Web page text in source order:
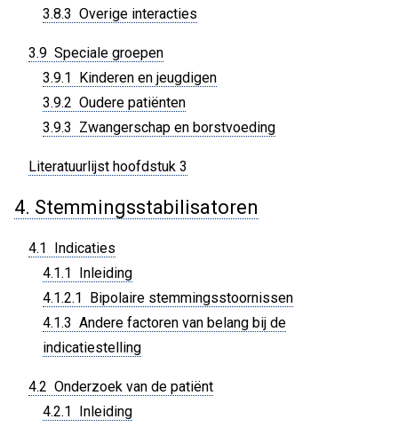
3.8.3 Overige interacties
3.9 Speciale groepen
3.9.1 Kinderen en jeugdigen
3.9.2 Oudere patiënten
3.9.3 Zwangerschap en borstvoeding
Literatuurlijst hoofdstuk 3
4. Stemmingsstabilisatoren
4.1 Indicaties
4.1.1 Inleiding
4.1.2.1 Bipolaire stemmingsstoornissen
4.1.3 Andere factoren van belang bij de
indicatiestelling
4.2 Onderzoek van de patiënt
4.2.1 Inleiding